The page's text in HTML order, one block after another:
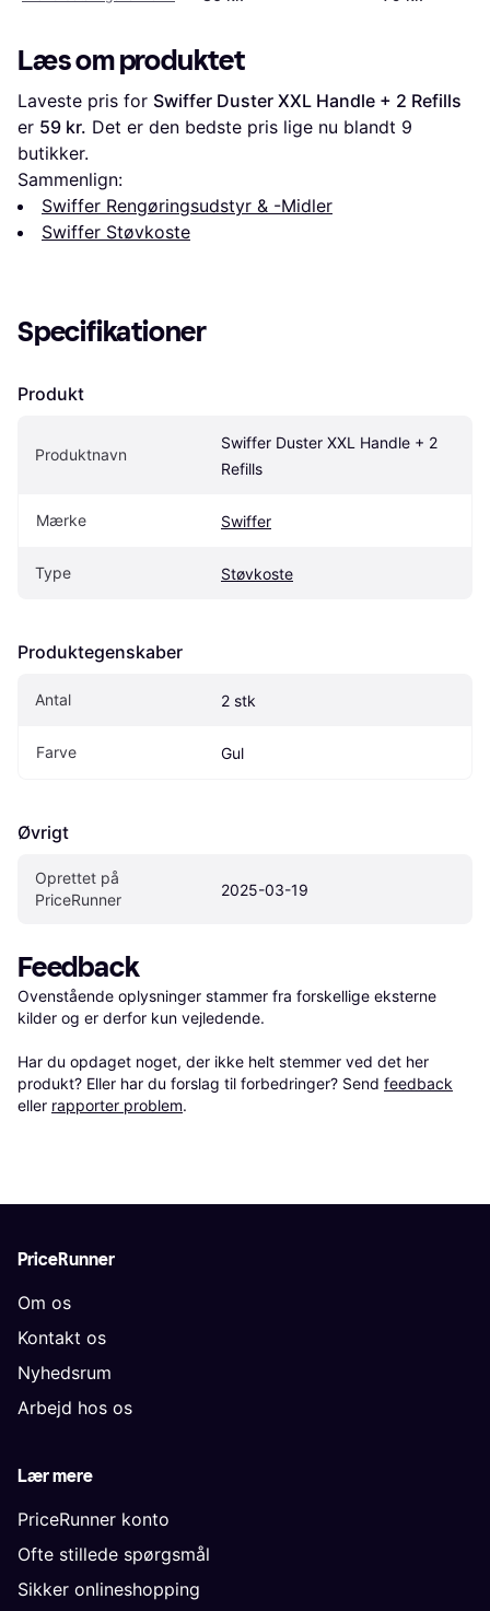
Læs om produktet
Laveste pris for Swiffer Duster XXL Handle + 2 Refills
er 59 kr. Det er den bedste pris lige nu blandt 9
butikker.
Sammenlign:
Swiffer Rengøringsudstyr & -Midler
Swiffer Støvkoste
Specifikationer
Produkt
Produktnavn
Swiffer Duster XXL Handle + 2
Refills
Mærke Swiffer
Type Støvkoste
Produktegenskaber
Antal 2 stk
Farve Gul
Øvrigt
Oprettet på
PriceRunner
2025-03-19
Feedback
Ovenstående oplysninger stammer fra forskellige eksterne
kilder og er derfor kun vejledende.
Har du opdaget noget, der ikke helt stemmer ved det her
produkt? Eller har du forslag til forbedringer? Send feedback
eller rapporter problem.
PriceRunner
Om os
Kontakt os
Nyhedsrum
Arbejd hos os
Lær mere
PriceRunner konto
Ofte stillede spørgsmål
Sikker onlineshopping